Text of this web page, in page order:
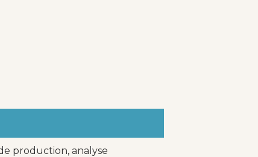
production, analyse